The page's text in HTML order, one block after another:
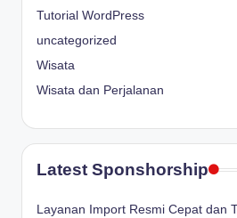
Tutorial WordPress
uncategorized
Wisata
Wisata dan Perjalanan
Latest Sponshorship
Layanan Import Resmi Cepat dan